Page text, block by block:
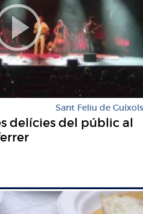
Sant Feliu de Guíxols
delícies del públic al